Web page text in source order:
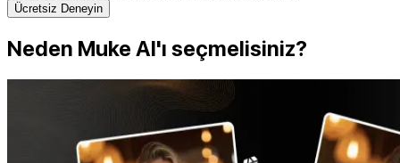
Ücretsiz Deneyin
Neden Muke AI'ı seçmelisiniz?